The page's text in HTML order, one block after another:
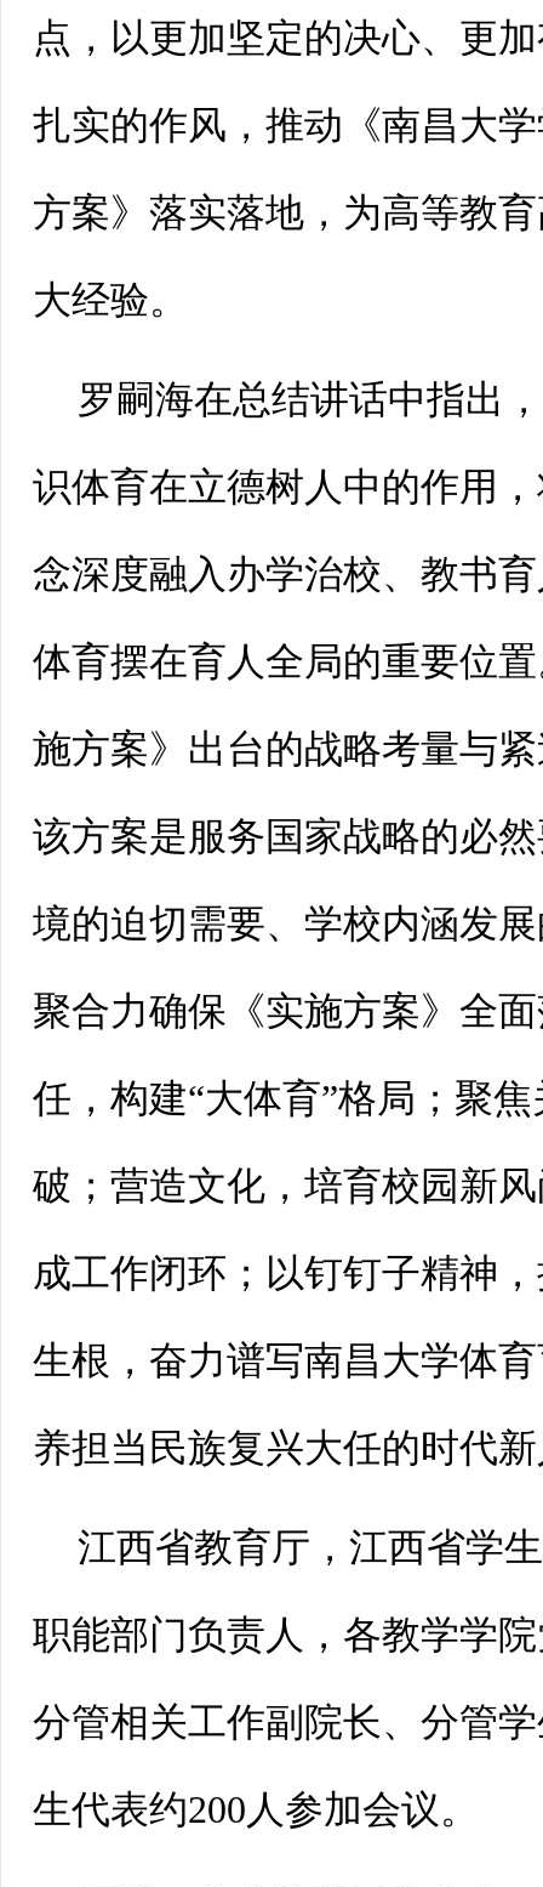
点，以更加坚定的决心、更
扎实的作风，推动《南昌大
方案》落实落地，为高等教
大经验。
罗嗣海在总结讲话中指出
识体育在立德树人中的作用
念深度融入办学治校、教书
体育摆在育人全局的重要位
施方案》出台的战略考量与
该方案是服务国家战略的必
境的迫切需要、学校内涵发
聚合力确保《实施方案》全
任，构建“大体育”格局；聚
破；营造文化，培育校园新
成工作闭环；以钉钉子精神
生根，奋力谱写南昌大学体
养担当民族复兴大任的时代
江西省教育厅，江西省学
职能部门负责人，各教学学
分管相关工作副院长、分管
生代表约200人参加会议。